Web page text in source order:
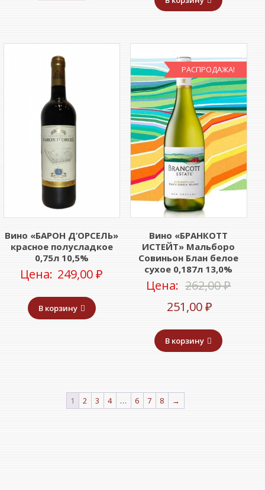
Вино «БАРОН Д’ОРСЕЛЬ»
красное полусладкое
0,75л 10,5%
Цена: 249,00₽
В корзину
РАСПРОДАЖА!
Вино «БРАНКОТТ
ИСТЕЙТ» Мальборо
Совиньон Блан белое
сухое 0,187л 13,0%
Цена: 262,00₽
251,00₽Текущая
цена:
251,00 ₽.
В корзину
1 2 3 4 … 6 7 8 →